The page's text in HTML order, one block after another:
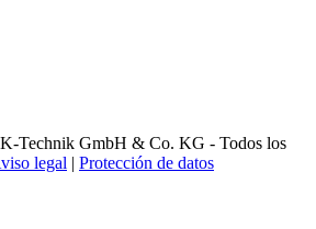
Technik GmbH & Co. KG - Todos los
legal | Protección de datos